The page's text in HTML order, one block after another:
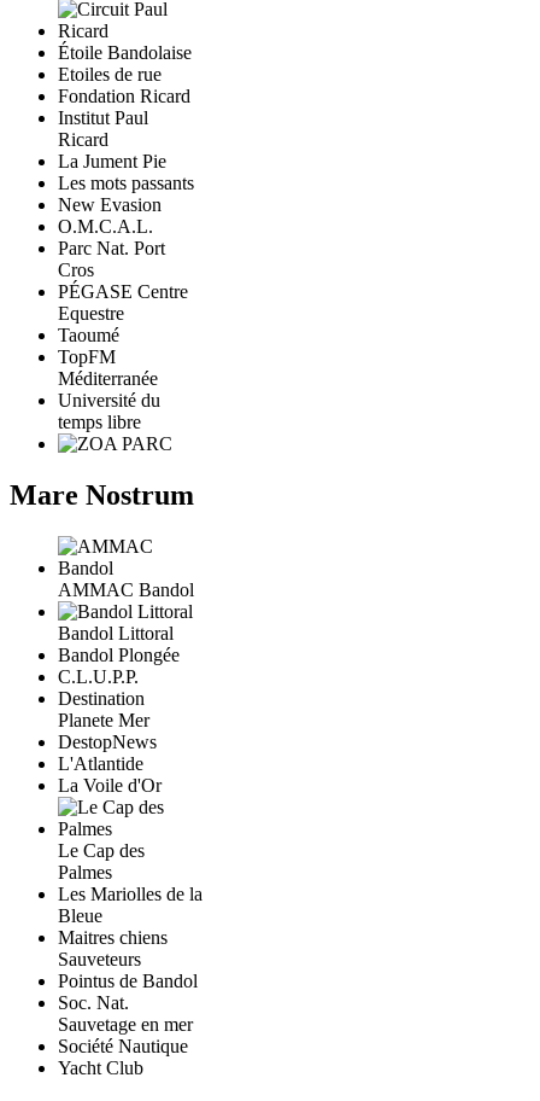
Étoile Bandolaise
Etoiles de rue
Fondation Ricard
Institut Paul
Ricard
La Jument Pie
Les mots passants
New Evasion
O.M.C.A.L.
Parc Nat. Port
Cros
PÉGASE Centre
Equestre
Taoumé
TopFM
Méditerranée
Université du
temps libre
Mare Nostrum
AMMAC Bandol
Bandol Littoral
Bandol Plongée
C.L.U.P.P.
Destination
Planete Mer
DestopNews
L'Atlantide
La Voile d'Or
Le Cap des
Palmes
Les Mariolles de la
Bleue
Maitres chiens
Sauveteurs
Pointus de Bandol
Soc. Nat.
Sauvetage en mer
Société Nautique
Yacht Club